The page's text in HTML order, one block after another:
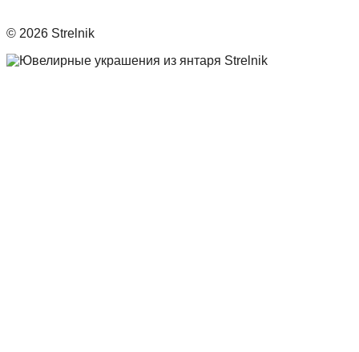
© 2026 Strelnik